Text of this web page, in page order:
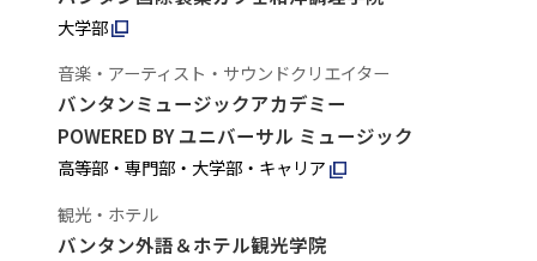
大学部
音楽・アーティスト・サウンドクリエイター
バンタンミュージックアカデミー
POWERED BY ユニバーサル ミュージック
高等部・専門部・大学部・キャリア
観光・ホテル
バンタン外語＆ホテル観光学院